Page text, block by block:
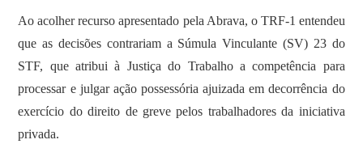
Ao acolher recurso apresentado pela Abrava, o TRF-1 entendeu
que as decisões contrariam a Súmula Vinculante (SV) 23 do
STF, que atribui à Justiça do Trabalho a competência para
processar e julgar ação possessória ajuizada em decorrência do
exercício do direito de greve pelos trabalhadores da iniciativa
privada.